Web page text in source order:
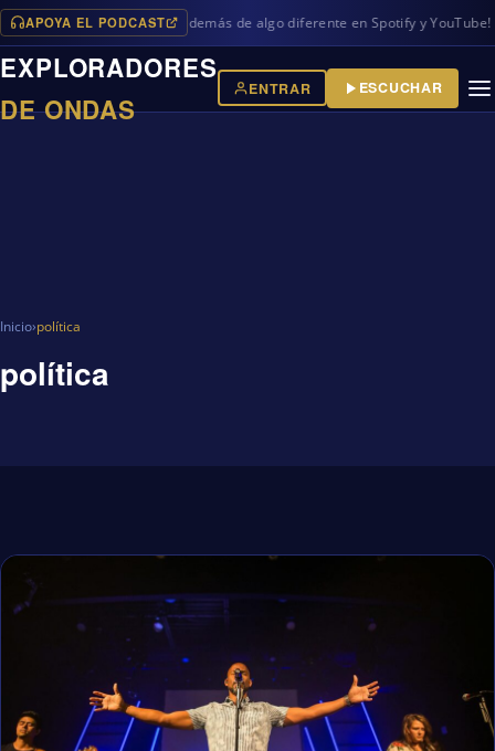
APOYA EL PODCAST
programas en iVoox, además de algo diferente en Spotify y YouTube!
EXPLORADORES
DE ONDAS
ENTRAR ESCUCHAR
Inicio›política
política